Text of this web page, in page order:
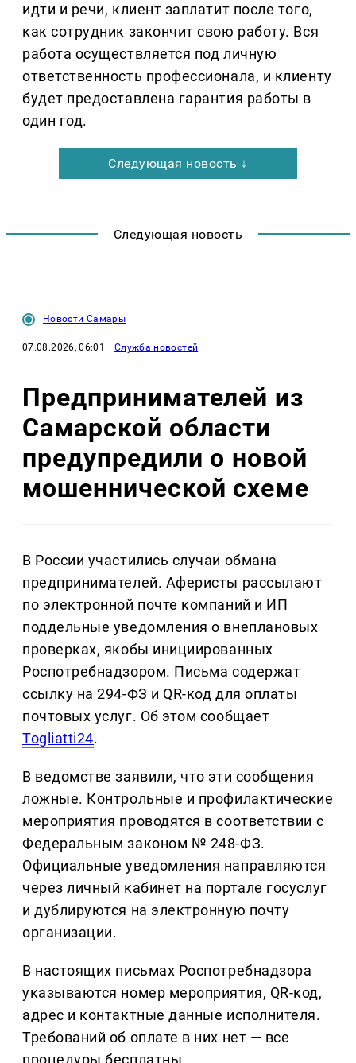
идти и речи, клиент заплатит после того,
как сотрудник закончит свою работу. Вся
работа осуществляется под личную
ответственность профессионала, и клиенту
будет предоставлена гарантия работы в
один год.
Следующая новость ↓
Следующая новость
Новости Самары
07.08.2026, 06:01 · Служба новостей
Предпринимателей из
Самарской области
предупредили о новой
мошеннической схеме
В России участились случаи обмана
предпринимателей. Аферисты рассылают
по электронной почте компаний и ИП
поддельные уведомления о внеплановых
проверках, якобы инициированных
Роспотребнадзором. Письма содержат
ссылку на 294-ФЗ и QR-код для оплаты
почтовых услуг. Об этом сообщает
Togliatti24.
В ведомстве заявили, что эти сообщения
ложные. Контрольные и профилактические
мероприятия проводятся в соответствии с
Федеральным законом № 248-ФЗ.
Официальные уведомления направляются
через личный кабинет на портале госуслуг
и дублируются на электронную почту
организации.
В настоящих письмах Роспотребнадзора
указываются номер мероприятия, QR-код,
адрес и контактные данные исполнителя.
Требований об оплате в них нет — все
процедуры бесплатны.